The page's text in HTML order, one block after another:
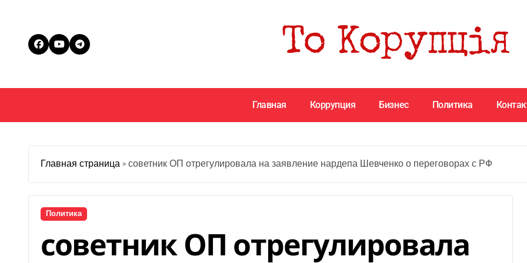
Главная Коррупция Бизнес Политика
Главная страница » советник ОП отрегулировала на заявление нардепа Шевченко о переговорах с РФ
Политика
советник ОП отрегулировала